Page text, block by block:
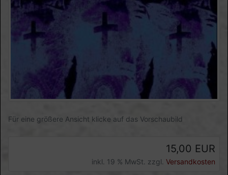
Für eine größere Ansicht klicke auf das Vorschaubild
15,00 EUR
inkl. 19 % MwSt. zzgl. Versandkosten